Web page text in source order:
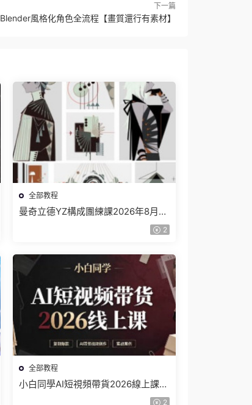
下一篇
Blender風格化角色全流程【畫質還行有素材】
全部教程
曼奇立德YZ構成團練課2026年8月已
2
全部教程
小白同學AI短視頻帶貨2026線上課
2